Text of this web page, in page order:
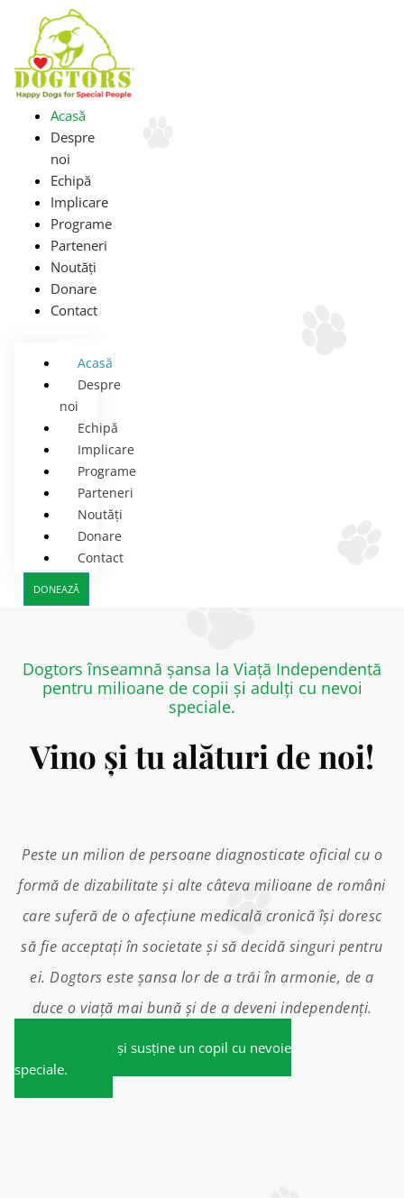
content
Acasă
Despre
noi
Echipă
Implicare
Programe
Parteneri
Noutăți
Donare
Contact
Acasă
Despre
noi
Echipă
Implicare
Programe
Parteneri
Noutăți
Donare
Contact
DONEAZĂ
Dogtors înseamnă șansa la Viață Independentă
pentru milioane de copii și adulți cu nevoi
speciale.
Vino și tu alături de noi!
Peste un milion de persoane diagnosticate oficial cu o
formă de dizabilitate și alte câteva milioane de români
care suferă de o afecțiune medicală cronică își doresc
să fie acceptați în societate și să decidă singuri pentru
ei. Dogtors este șansa lor de a trăi în armonie, de a
duce o viață mai bună și de a deveni independenți.
Donează și susține un copil cu nevoie
speciale.